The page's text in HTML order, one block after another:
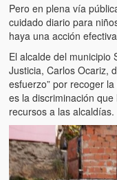
Pero en plena vía
cuidado diario para
haya una acción
El alcalde del municipio
Justicia, Carlos Ocariz,
esfuerzo” por recoger
es la discriminación
recursos a las alcaldías.